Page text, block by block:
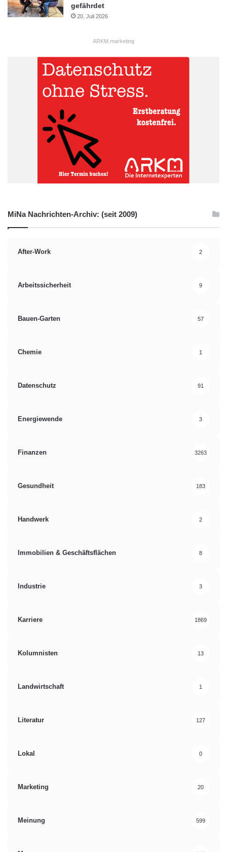
gefährdet
20. Juli 2026
ARKM.marketing
MiNa Nachrichten-Archiv: (seit 2009)
After-Work 2
Arbeitssicherheit 9
Bauen-Garten 57
Chemie 1
Datenschutz 91
Energiewende 3
Finanzen 3263
Gesundheit 183
Handwerk 2
Immobilien & Geschäftsflächen 8
Industrie 3
Karriere 1869
Kolumnisten 13
Landwirtschaft 1
Literatur 127
Lokal 0
Marketing 20
Meinung 599